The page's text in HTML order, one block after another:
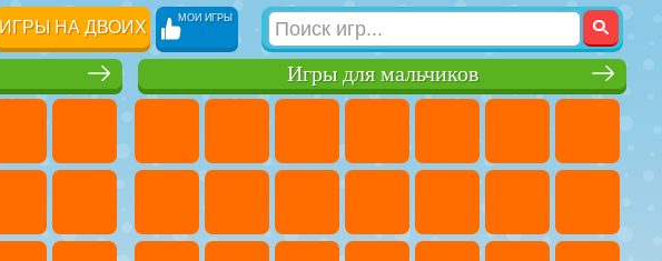
ИГРЫ НА ДВОИХ МОИ ИГРЫ
Игры для мальчиков